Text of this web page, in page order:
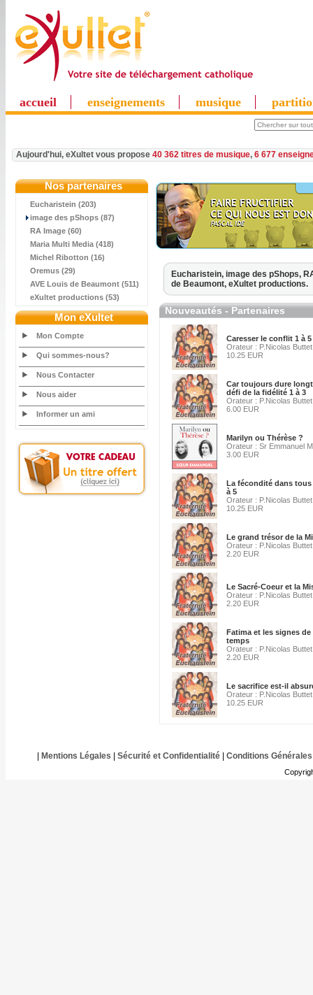
accueil enseignements musique
Aujourd'hui, eXultet vous propose 40 362 titres de musique, 6 677
Nos partenaires
Eucharistein (203)
image des pShops (87)
RA Image (60)
Maria Multi Media (418)
Michel Ribotton (16)
Oremus (29)
AVE Louis de Beaumont (511)
eXultet productions (53)
Mon eXultet
Mon Compte
Qui sommes-nous?
Nous Contacter
Nous aider
Informer un ami
Eucharistein, image des pShops,
de Beaumont, eXultet productions.
Nouveautés - Partenaires
Caresser le conflit 1 à 5
Orateur : P.Nicolas Buttet
10.25 EUR
Car toujours dure
défi de la fidélité 1 à 3
Orateur : P.Nicolas Buttet
6.00 EUR
Marilyn ou Thérèse ?
Orateur : Sr Emmanuel
3.00 EUR
La fécondité dans tous
à 5
Orateur : P.Nicolas Buttet
10.25 EUR
Le grand trésor de la
Orateur : P.Nicolas Buttet
2.20 EUR
Le Sacré-Coeur et la
Orateur : P.Nicolas Buttet
2.20 EUR
Fatima et les signes de
temps
Orateur : P.Nicolas Buttet
2.20 EUR
Le sacrifice est-il
Orateur : P.Nicolas Buttet
10.25 EUR
Mentions Légales Sécurité et Confidentialité| Conditions Générales